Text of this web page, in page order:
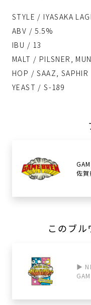
STYLE / IYASAKA
ABV / 5.5%
IBU / 13
MALT / PILSNER,
HOP / SAAZ, SAPHIR
YEAST / S-189
佐
このブ
▶